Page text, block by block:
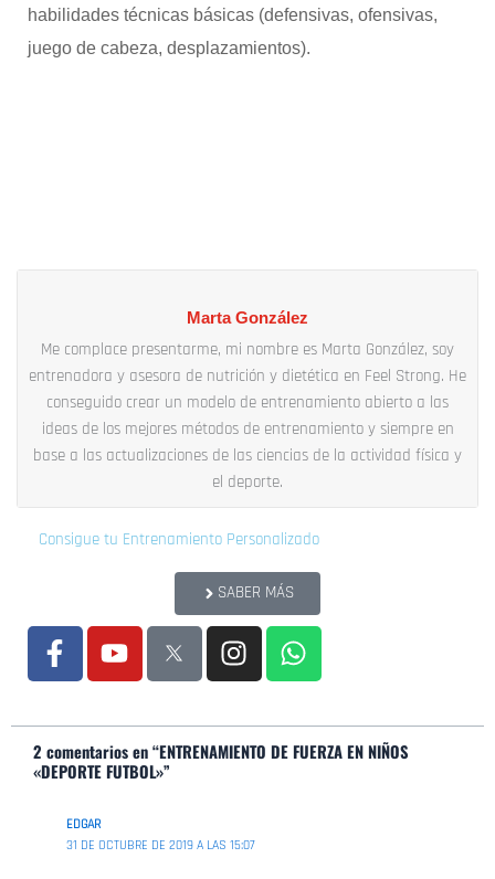
habilidades técnicas básicas (defensivas, ofensivas,
juego de cabeza, desplazamientos).
Marta González
Me complace presentarme, mi nombre es Marta González, soy
entrenadora y asesora de nutrición y dietética en Feel Strong. He
conseguido crear un modelo de entrenamiento abierto a las
ideas de los mejores métodos de entrenamiento y siempre en
base a las actualizaciones de las ciencias de la actividad física y
el deporte.
Consigue tu Entrenamiento Personalizado
SABER MÁS
F
a
c
e
b
o
Y
o
u
t
u
b
I
n
s
t
a
a
m
W
h
a
t
s
2 comentarios en “ENTRENAMIENTO DE FUERZA EN NIÑOS
«DEPORTE FUTBOL»”
EDGAR
31 DE OCTUBRE DE 2019 A LAS 15:07